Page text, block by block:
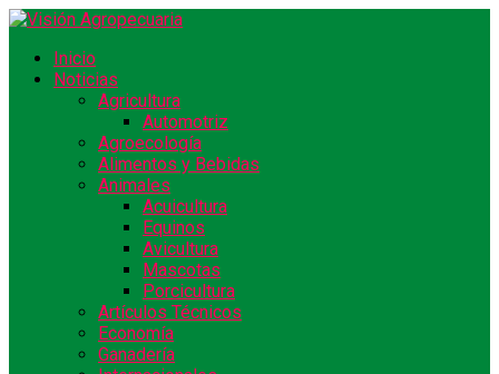
Inicio
Noticias
Agricultura
Automotriz
Agroecología
Alimentos y Bebidas
Animales
Acuicultura
Equinos
Avicultura
Mascotas
Porcicultura
Artículos Técnicos
Economía
Ganadería